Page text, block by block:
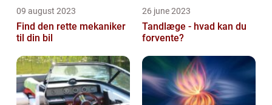
09 august 2023
Find den rette mekaniker
til din bil
26 june 2023
Tandlæge - hvad kan du
forvente?